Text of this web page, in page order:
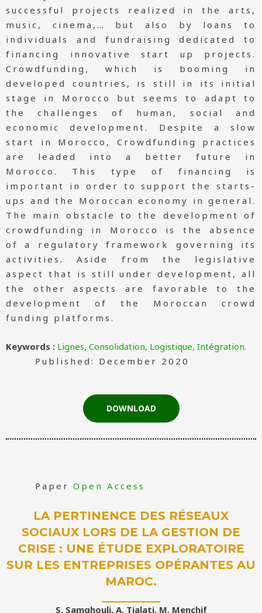
successful projects realized in the arts,
music, cinema,… but also by loans to
individuals and fundraising dedicated to
financing innovative start up projects.
Crowdfunding, which is booming in
developed countries, is still in its initial
stage in Morocco but seems to adapt to
the challenges of human, social and
economic development. Despite a slow
start in Morocco, Crowdfunding practices
are leaded into a better future in
Morocco. This type of financing is
important in order to support the starts-
ups and the Moroccan economy in general.
The main obstacle to the development of
crowdfunding in Morocco is the absence
of a regulatory framework governing its
activities. Aside from the legislative
aspect that is still under development, all
the other aspects are favorable to the
development of the Moroccan crowd
funding platforms.
Keywords : Lignes, Consolidation, Logistique, Intégration.
Published: December 2020
DOWNLOAD
Paper Open Access
LA PERTINENCE DES RÉSEAUX
SOCIAUX LORS DE LA GESTION DE
CRISE : UNE ÉTUDE EXPLORATOIRE
SUR LES ENTREPRISES OPÉRANTES AU
MAROC.
S. Samghouli, A. Tialati, M. Menchif